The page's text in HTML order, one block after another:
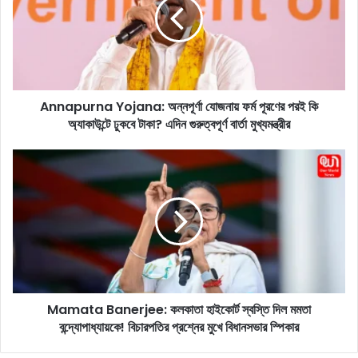
a
p
a
a
a
অ
ন্ন
পূ
যো
Annapurna Yojana: অন্নপূর্ণা যোজনায় ফর্ম পূরণের পরই কি
অ্যাকাউন্টে ঢুকবে টাকা? এদিন গুরুত্বপূর্ণ বার্তা মুখ্যমন্ত্রীর
M
m
t
a
B
n
Mamata Banerjee: কলকাতা হাইকোর্ট স্বস্তি দিল মমতা
বন্দ্যোপাধ্যায়কে! বিচারপতির প্রশ্নের মুখে বিধানসভার স্পিকার